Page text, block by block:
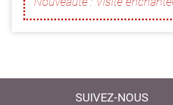
SUIVEZ-NOUS